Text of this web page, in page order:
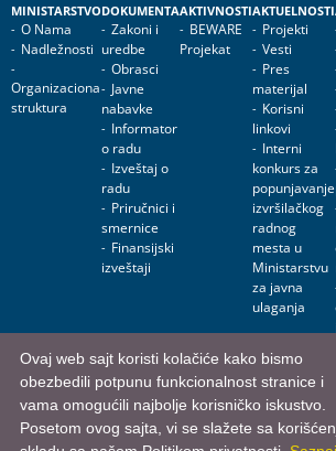
MINISTARSTVO
O Nama
Nadležnosti
Organizaciona
struktura
DOKUMENTA
Zakoni i
uredbe
Obrasci
Javne
nabavke
Informator
o radu
Izveštaj o
radu
Priručnici i
smernice
Finansijski
izveštaji
AKTIVNOSTI
BEWARE
Projekat
AKTUELNOSTI
Projekti
Vesti
Pres
materijal
Korisni
linkovi
Interni
konkurs za
popunjavanje
izvršilačkog
radnog
mesta u
Ministarstvu
za javna
ulaganja
Ministarstvo za javna ulaganja • Nemanjina 11,
Ovaj web sajt koristi kolačiće kako bismo
obezbedili potpunu funkcionalnost stranice i
vama omogućili najbolje korisničko iskustvo.
Posetom ovog sajta, vi se slažete sa